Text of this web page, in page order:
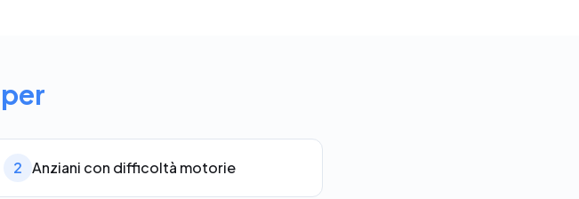
per
2 Anziani con difficoltà motorie